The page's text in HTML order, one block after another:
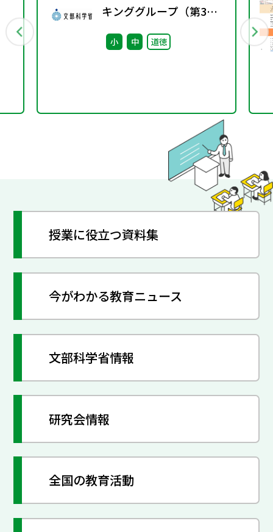
キンググループ（第3
回） 配付資料
小 中 道徳
授業に役立つ資料集
今がわかる教育ニュース
文部科学省情報
研究会情報
全国の教育活動